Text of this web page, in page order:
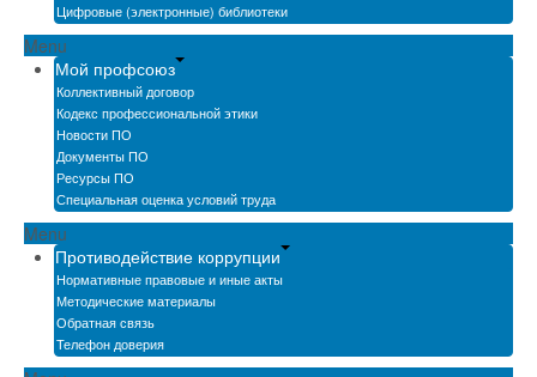
Цифровые (электронные) библиотеки
Menu
Мой профсоюз
Коллективный договор
Кодекс профессиональной этики
Новости ПО
Документы ПО
Ресурсы ПО
Специальная оценка условий труда
Menu
Противодействие коррупции
Нормативные правовые и иные акты
Методические материалы
Обратная связь
Телефон доверия